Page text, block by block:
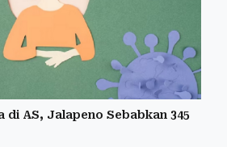
di AS, Jalapeno Sebabkan 345